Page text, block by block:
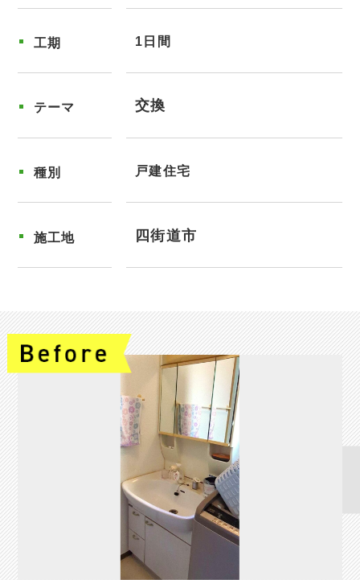
工期 1日間
テーマ 交換
種別 戸建住宅
施工地 四街道市